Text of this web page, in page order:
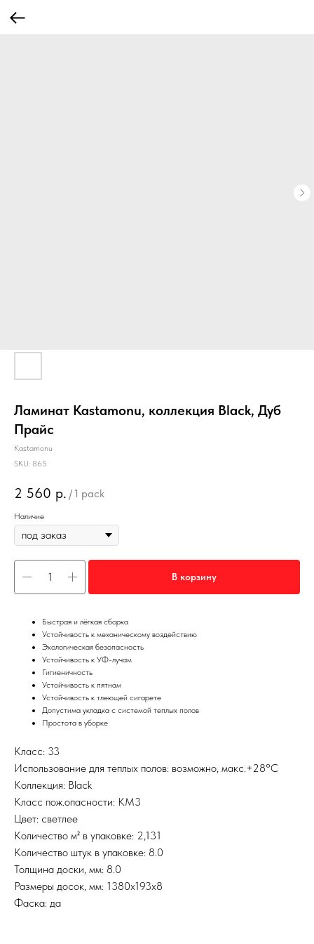
Ламинат Kastamonu, коллекция Black, Дуб
Прайс
Kastamonu
SKU: 865
2 560 р. / 1 pack
Наличие
В корзину
Быстрая и лёгкая сборка
Устойчивость к механическому воздействию
Экологическая безопасность
Устойчивость к УФ-лучам
Гигиеничность
Устойчивость к пятнам
Устойчивость к тлеющей сигарете
Допустима укладка с системой теплых полов
Простота в уборке
Класс: 33
Использование для теплых полов: возможно, макс.+28°С
Коллекция: Black
Класс пож.опасности: КМ3
Цвет: светлее
Количество м² в упаковке: 2,131
Количество штук в упаковке: 8.0
Толщина доски, мм: 8.0
Размеры досок, мм: 1380х193х8
Фаска: да